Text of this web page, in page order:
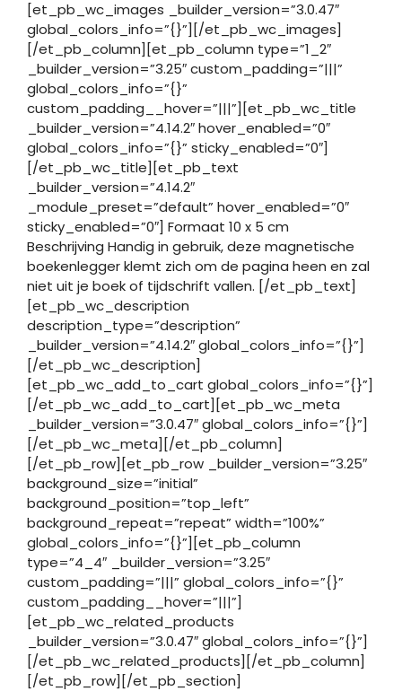
[et_pb_wc_images _builder_version=”3.0.47″
global_colors_info=”{}”][/et_pb_wc_images]
[/et_pb_column][et_pb_column type=”1_2″
_builder_version=”3.25″ custom_padding=”|||”
global_colors_info=”{}”
custom_padding__hover=”|||”][et_pb_wc_title
_builder_version=”4.14.2″ hover_enabled=”0″
global_colors_info=”{}” sticky_enabled=”0″]
[/et_pb_wc_title][et_pb_text
_builder_version=”4.14.2″
_module_preset=”default” hover_enabled=”0″
sticky_enabled=”0″] Formaat 10 x 5 cm
Beschrijving Handig in gebruik, deze magnetische
boekenlegger klemt zich om de pagina heen en zal
niet uit je boek of tijdschrift vallen. [/et_pb_text]
[et_pb_wc_description
description_type=”description”
_builder_version=”4.14.2″ global_colors_info=”{}”]
[/et_pb_wc_description]
[et_pb_wc_add_to_cart global_colors_info=”{}”]
[/et_pb_wc_add_to_cart][et_pb_wc_meta
_builder_version=”3.0.47″ global_colors_info=”{}”]
[/et_pb_wc_meta][/et_pb_column]
[/et_pb_row][et_pb_row _builder_version=”3.25″
background_size=”initial”
background_position=”top_left”
background_repeat=”repeat” width=”100%”
global_colors_info=”{}”][et_pb_column
type=”4_4″ _builder_version=”3.25″
custom_padding=”|||” global_colors_info=”{}”
custom_padding__hover=”|||”]
[et_pb_wc_related_products
_builder_version=”3.0.47″ global_colors_info=”{}”]
[/et_pb_wc_related_products][/et_pb_column]
[/et_pb_row][/et_pb_section]